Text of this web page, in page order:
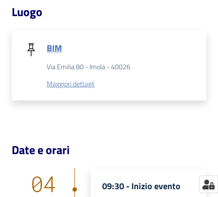
on line
Chiedi al
bibliotecario
Luogo
BIM
Via Emilia 80 - Imola - 40026
Maggiori dettagli
Date e orari
04 09:30 -Inizio evento